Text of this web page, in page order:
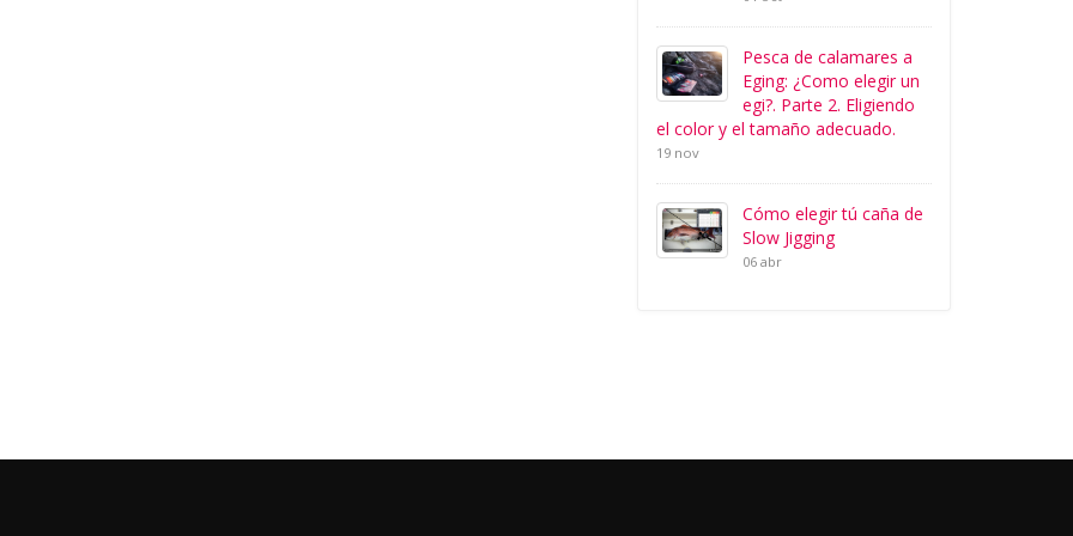
Pesca de calamares a
Eging: ¿Como elegir un
egi?. Parte 2. Eligiendo
el color y el tamaño adecuado.
19 nov
Cómo elegir tú caña de
Slow Jigging
06 abr